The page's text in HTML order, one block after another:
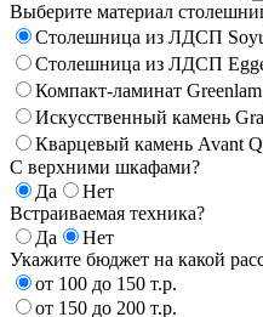
Выберите материал
Столешница из ЛДСП
Столешница из ЛДСП
Компакт-ламинат
Искусственный камень
Кварцевый камень Avant
С верхними шкафами?
Да
Нет
Встраиваемая техника?
Да
Нет
Укажите бюджет на какой
от 100 до 150 т.р.
от 150 до 200 т.р.